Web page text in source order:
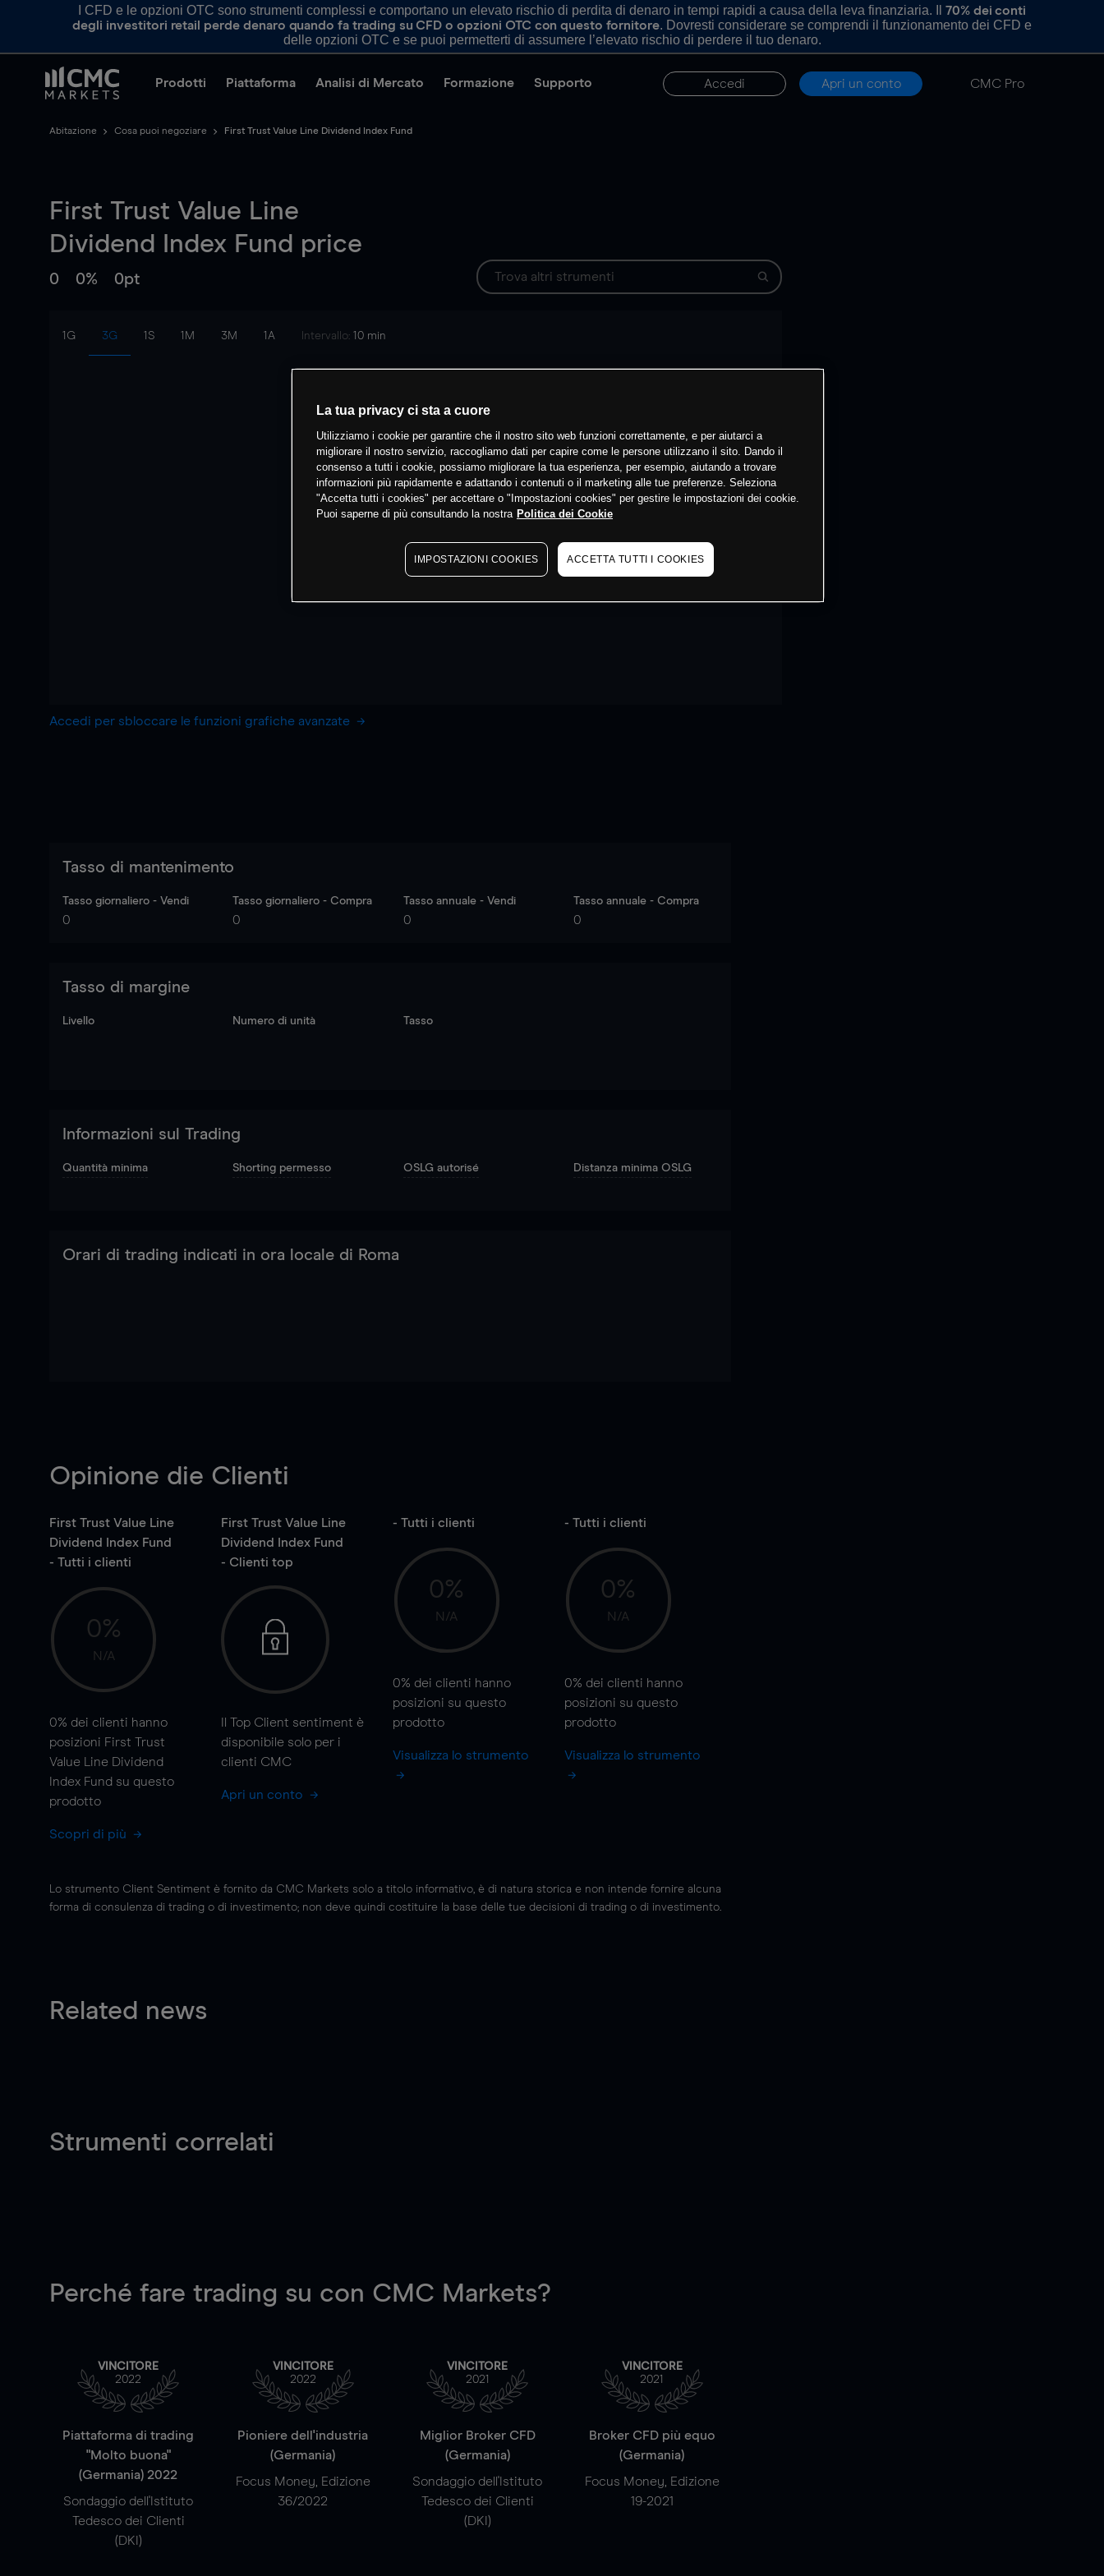
I CFD e le opzioni OTC sono strumenti complessi e comportano un elevato rischio di perdita di denaro in tempi rapidi a causa della leva finanziaria. Il 70% dei conti
degli investitori retail perde denaro quando fa trading su CFD o opzioni OTC con questo fornitore. Dovresti considerare se comprendi il funzionamento dei CFD e
delle opzioni OTC e se puoi permetterti di assumere l’elevato rischio di perdere il tuo denaro.
Prodotti Piattaforma Analisi di Mercato Formazione Supporto Accedi Apri un conto CMC Pro
Abitazione Cosa puoi negoziare First Trust Value Line Dividend Index Fund
First Trust Value Line
Dividend Index Fund price
0 0% 0pt
1G 3G 1S 1M 3M 1A Intervallo: 10 min
Accedi per sbloccare le funzioni grafiche avanzate
Tasso di mantenimento
Tasso giornaliero - Vendi
0
Tasso giornaliero - Compra
0
Tasso annuale - Vendi
0
Tasso annuale - Compra
0
Tasso di margine
Livello Numero di unità Tasso
Informazioni sul Trading
Quantità minima Shorting permesso OSLG autorisé Distanza minima OSLG
Orari di trading indicati in ora locale di Roma
Opinione die Clienti
First Trust Value Line
Dividend Index Fund
- Tutti i clienti
0%
N/A
0% dei clienti hanno
posizioni First Trust
Value Line Dividend
Index Fund su questo
prodotto
Scopri di più
First Trust Value Line
Dividend Index Fund
- Clienti top
Il Top Client sentiment è
disponibile solo per i
clienti CMC
Apri un conto
- Tutti i clienti
0%
N/A
0% dei clienti hanno
posizioni su questo
prodotto
Visualizza lo strumento
- Tutti i clienti
0%
N/A
0% dei clienti hanno
posizioni su questo
prodotto
Visualizza lo strumento
Lo strumento Client Sentiment è fornito da CMC Markets solo a titolo informativo, è di natura storica e non intende fornire alcuna
forma di consulenza di trading o di investimento; non deve quindi costituire la base delle tue decisioni di trading o di investimento.
Related news
Strumenti correlati
Perché fare trading su con CMC Markets?
VINCITORE
2022
Piattaforma di trading
"Molto buona"
(Germania) 2022
Sondaggio dell'Istituto
Tedesco dei Clienti
(DKI)
VINCITORE
2022
Pioniere dell'industria
(Germania)
Focus Money, Edizione
36/2022
VINCITORE
2021
Miglior Broker CFD
(Germania)
Sondaggio dell'Istituto
Tedesco dei Clienti
(DKI)
VINCITORE
2021
Broker CFD più equo
(Germania)
Focus Money, Edizione
19-2021
La tua privacy ci sta a cuore
Utilizziamo i cookie per garantire che il nostro sito web funzioni correttamente, e per aiutarci a
migliorare il nostro servizio, raccogliamo dati per capire come le persone utilizzano il sito. Dando il
consenso a tutti i cookie, possiamo migliorare la tua esperienza, per esempio, aiutando a trovare
informazioni più rapidamente e adattando i contenuti o il marketing alle tue preferenze. Seleziona
"Accetta tutti i cookies" per accettare o "Impostazioni cookies" per gestire le impostazioni dei cookie.
Puoi saperne di più consultando la nostra Politica dei Cookie
IMPOSTAZIONI COOKIES ACCETTA TUTTI I COOKIES